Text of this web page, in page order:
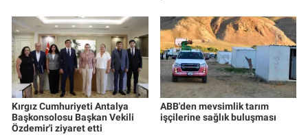
Kırgız Cumhuriyeti Antalya
Başkonsolosu Başkan Vekili
Özdemir'i ziyaret etti
ABB'den mevsimlik tarım
işçilerine sağlık buluşması